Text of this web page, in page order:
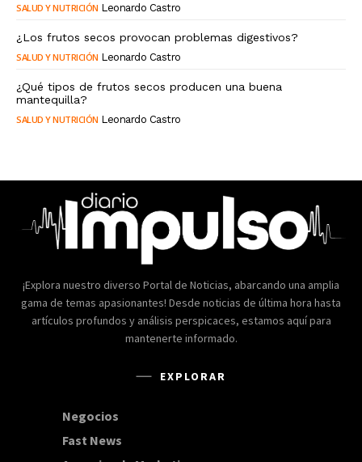
SALUD Y NUTRICIÓN Leonardo Castro
¿Los frutos secos provocan problemas digestivos?
SALUD Y NUTRICIÓN Leonardo Castro
¿Qué tipos de frutos secos producen una buena
mantequilla?
SALUD Y NUTRICIÓN Leonardo Castro
¡Explora nuestro diverso Portal de Noticias, abarcando una amplia
gama de temas apasionantes! Desde noticias de última hora hasta
artículos profundos y análisis perspicaces, estamos aquí para
mantenerte informado.
EXPLORAR
Negocios
Fast News